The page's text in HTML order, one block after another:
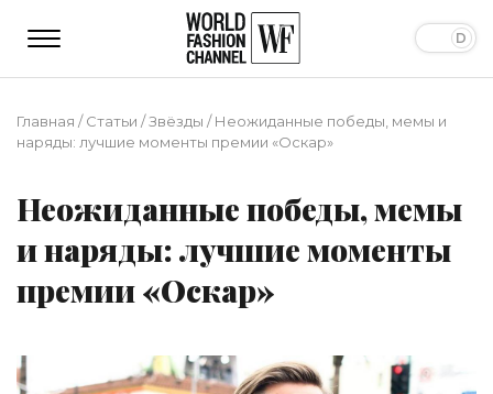
Главная /Статьи /Звёзды /Неожиданные победы, мемы и
наряды: лучшие моменты премии «Оскар»
Неожиданные победы, мемы
и наряды: лучшие моменты
премии «Оскар»